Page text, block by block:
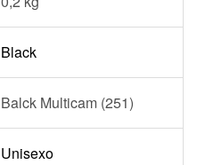
Black
Balck Multicam (251)
Unisexo